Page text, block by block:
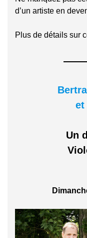
d’un artiste en
Plus de détails sur
et
Un